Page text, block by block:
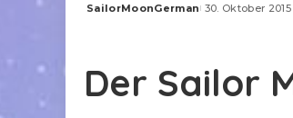
Posted
SailorMoonGerman 30. Oktober 2015
Der Sailor